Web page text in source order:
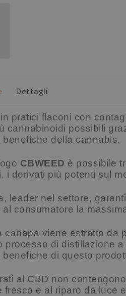
Dettagli
pratici flaconi con
cannabinoidi possibili
benefiche della cannabis.
CBWEED è possibile
i derivati più potenti sul
leader nel settore,
al consumatore la
canapa viene estratto da
processo di distillazione
benefiche di questo
al CBD non
fresco e al riparo da luce